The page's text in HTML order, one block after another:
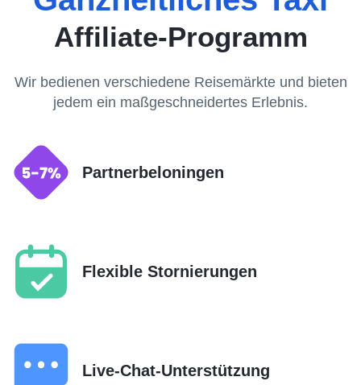
Affiliate-Programm
Wir bedienen verschiedene Reisemärkte und bieten
jedem ein maßgeschneidertes Erlebnis.
Partnerbeloningen
Flexible Stornierungen
Live-Chat-Unterstützung